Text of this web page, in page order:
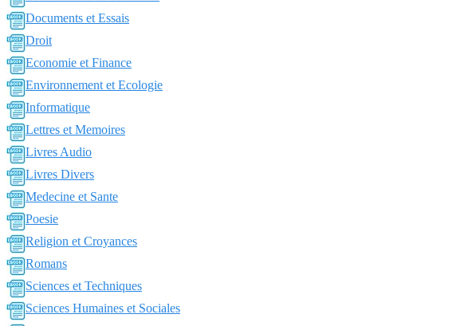
Documents et Essais
Droit
Economie et Finance
Environnement et Ecologie
Informatique
Lettres et Memoires
Livres Audio
Livres Divers
Medecine et Sante
Poesie
Religion et Croyances
Romans
Sciences et Techniques
Sciences Humaines et Sociales